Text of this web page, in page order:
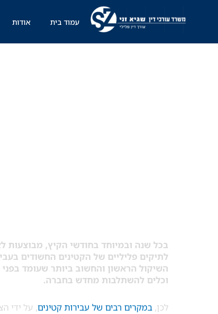
עמוד בית אודות
בכל שנה ובמיוחד בחודשי הקיץ, מבוצעות
לתיקים פליליים של הקטינים החשודים
השיקול הראשון והחשוב ביותר שעומד
וכלים להשתלבות מחדש בחברה.
לכן, במקרים רבים של עבירות קטינים, על ידי